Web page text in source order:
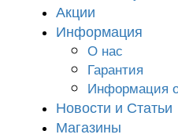
Акции
Информация
О нас
Гарантия
Информация
Новости и Статьи
Магазины